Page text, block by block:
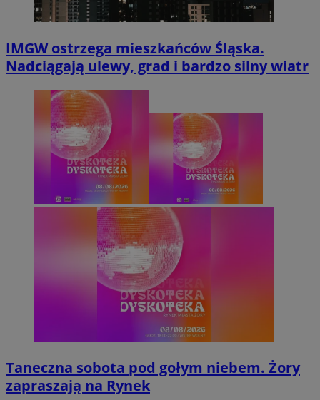
IMGW ostrzega mieszkańców Śląska.
Nadciągają ulewy, grad i bardzo silny wiatr
Taneczna sobota pod gołym niebem. Żory
zapraszają na Rynek